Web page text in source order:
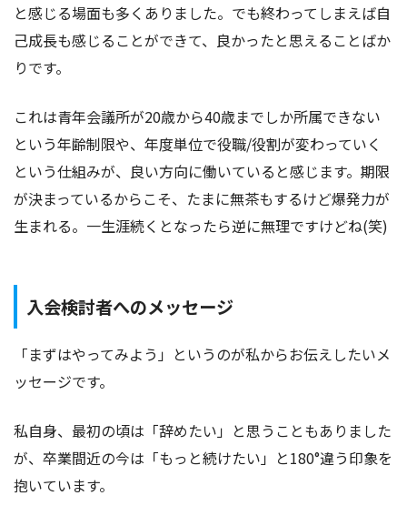
と感じる場面も多くありました。でも終わってしまえば自
己成長も感じることができて、良かったと思えることばか
りです。
これは青年会議所が20歳から40歳までしか所属できない
という年齢制限や、年度単位で役職/役割が変わっていく
という仕組みが、良い方向に働いていると感じます。期限
が決まっているからこそ、たまに無茶もするけど爆発力が
生まれる。一生涯続くとなったら逆に無理ですけどね(笑)
入会検討者へのメッセージ
「まずはやってみよう」というのが私からお伝えしたいメ
ッセージです。
私自身、最初の頃は「辞めたい」と思うこともありました
が、卒業間近の今は「もっと続けたい」と180°違う印象を
抱いています。